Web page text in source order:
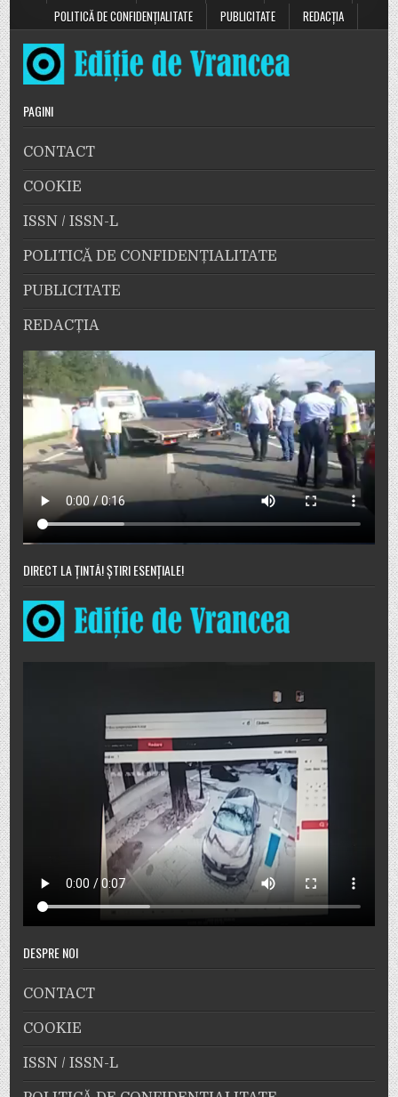
POLITICĂ DE CONFIDENȚIALITATE
PUBLICITATE REDACȚIA
PAGINI
CONTACT
COOKIE
ISSN / ISSN-L
POLITICĂ DE CONFIDENȚIALITATE
PUBLICITATE
REDACȚIA
DIRECT LA ȚINTĂ! ȘTIRI ESENȚIALE!
DESPRE NOI
CONTACT
COOKIE
ISSN / ISSN-L